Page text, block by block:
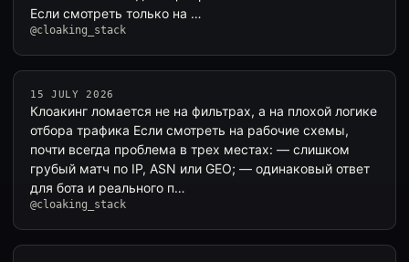
Если смотреть только на …
@cloaking_stack
15 JULY 2026
Клоакинг ломается не на фильтрах, а на плохой логике
отбора трафика Если смотреть на рабочие схемы,
почти всегда проблема в трех местах: — слишком
грубый матч по IP, ASN или GEO; — одинаковый ответ
для бота и реального п…
@cloaking_stack